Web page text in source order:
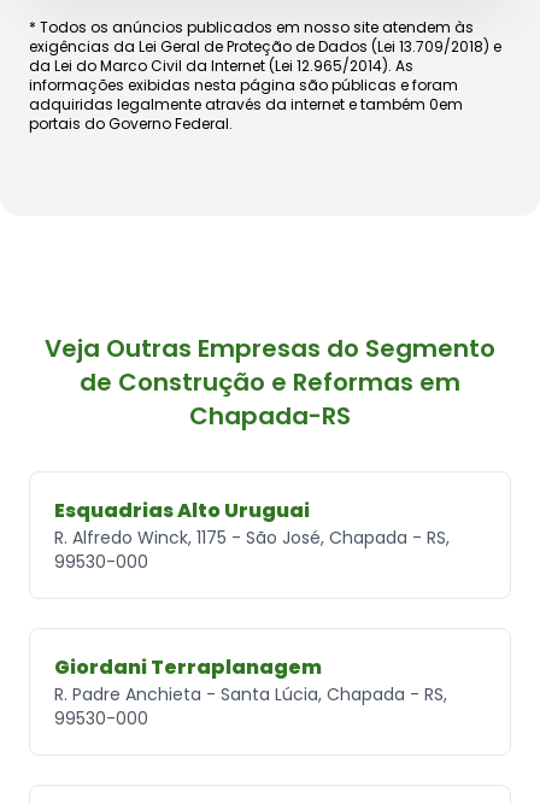
* Todos os anúncios publicados em nosso site atendem às
exigências da Lei Geral de Proteção de Dados (Lei 13.709/2018) e
da Lei do Marco Civil da Internet (Lei 12.965/2014). As
informações exibidas nesta página são públicas e foram
adquiridas legalmente através da internet e também 0em
portais do Governo Federal.
Veja Outras Empresas do Segmento
de Construção e Reformas em
Chapada-RS
Esquadrias Alto Uruguai
R. Alfredo Winck, 1175 - São José, Chapada - RS,
99530-000
Giordani Terraplanagem
R. Padre Anchieta - Santa Lúcia, Chapada - RS,
99530-000